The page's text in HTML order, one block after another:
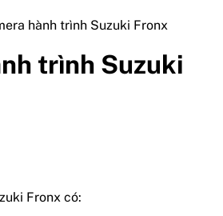
trình Suzuki
Fronx có: